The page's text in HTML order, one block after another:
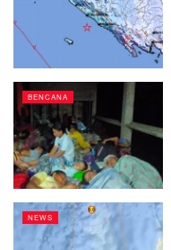
BENCANA
NEWS